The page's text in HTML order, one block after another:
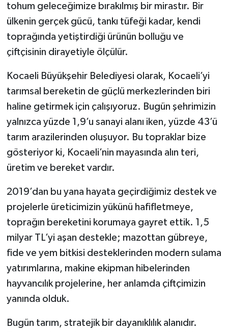
tohum geleceğimize bırakılmış bir mirastır. Bir
ülkenin gerçek gücü, tankı tüfeği kadar, kendi
toprağında yetiştirdiği ürünün bolluğu ve
çiftçisinin dirayetiyle ölçülür.
Kocaeli Büyükşehir Belediyesi olarak, Kocaeli’yi
tarımsal bereketin de güçlü merkezlerinden biri
haline getirmek için çalışıyoruz. Bugün şehrimizin
yalnızca yüzde 1,9’u sanayi alanı iken, yüzde 43’ü
tarım arazilerinden oluşuyor. Bu topraklar bize
gösteriyor ki, Kocaeli’nin mayasında alın teri,
üretim ve bereket vardır.
2019’dan bu yana hayata geçirdiğimiz destek ve
projelerle üreticimizin yükünü hafifletmeye,
toprağın bereketini korumaya gayret ettik. 1,5
milyar TL’yi aşan destekle; mazottan gübreye,
fide ve yem bitkisi desteklerinden modern sulama
yatırımlarına, makine ekipman hibelerinden
hayvancılık projelerine, her anlamda çiftçimizin
yanında olduk.
Bugün tarım, stratejik bir dayanıklılık alanıdır.